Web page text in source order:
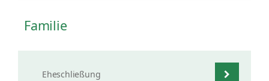
Familie
Eheschließung